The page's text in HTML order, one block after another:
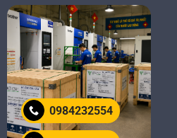
0984232554